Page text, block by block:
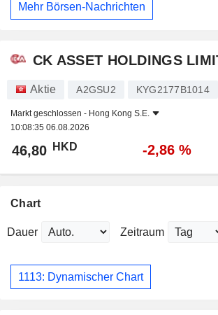
Mehr Börsen-Nachrichten
CK ASSET HOLDINGS
Aktie A2GSU2 KYG2177B1014
Markt geschlossen - Hong Kong S.E.
10:08:35 06.08.2026
46,80 HKD -2,86 %
Chart
Dauer Zeitraum
1113: Dynamischer Chart